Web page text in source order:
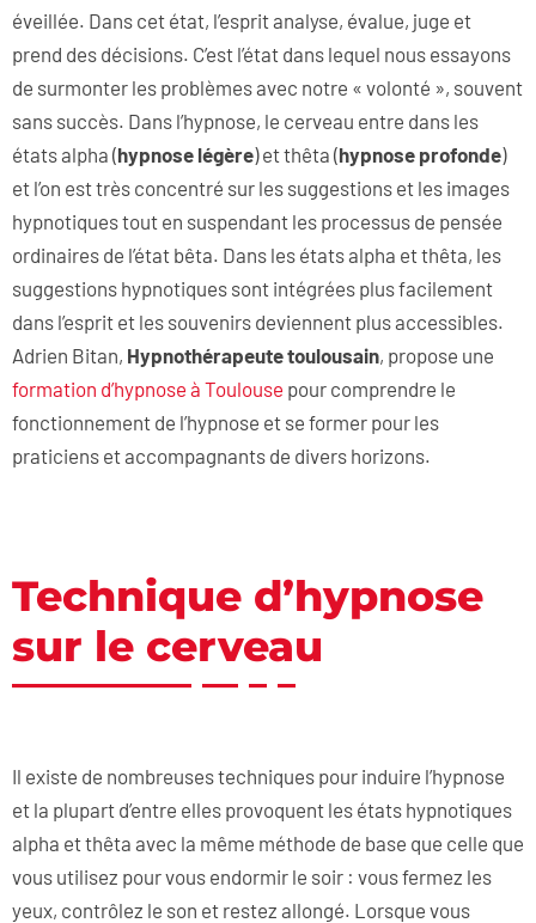
éveillée. Dans cet état, l’esprit analyse, évalue, juge et
prend des décisions. C’est l’état dans lequel nous essayons
de surmonter les problèmes avec notre « volonté », souvent
sans succès. Dans l’hypnose, le cerveau entre dans les
états alpha (hypnose légère) et thêta (hypnose profonde)
et l’on est très concentré sur les suggestions et les images
hypnotiques tout en suspendant les processus de pensée
ordinaires de l’état bêta. Dans les états alpha et thêta, les
suggestions hypnotiques sont intégrées plus facilement
dans l’esprit et les souvenirs deviennent plus accessibles.
Adrien Bitan, Hypnothérapeute toulousain, propose une
formation d’hypnose à Toulouse pour comprendre le
fonctionnement de l’hypnose et se former pour les
praticiens et accompagnants de divers horizons.
Technique d’hypnose
sur le cerveau
Il existe de nombreuses techniques pour induire l’hypnose
et la plupart d’entre elles provoquent les états hypnotiques
alpha et thêta avec la même méthode de base que celle que
vous utilisez pour vous endormir le soir : vous fermez les
yeux, contrôlez le son et restez allongé. Lorsque vous